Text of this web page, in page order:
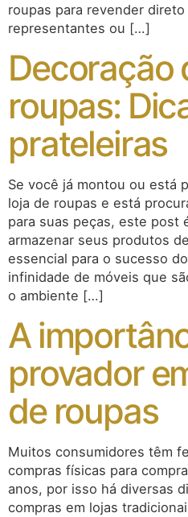
roupas para revender
representantes ou […]
Decoração
roupas:
prateleiras
Se você já montou ou está
loja de roupas e está
para suas peças, este post
armazenar seus produtos
essencial para o sucesso
infinidade de móveis que
o ambiente […]
A
provador
de roupas
Muitos consumidores têm
compras físicas para
anos, por isso há diversas
compras em lojas